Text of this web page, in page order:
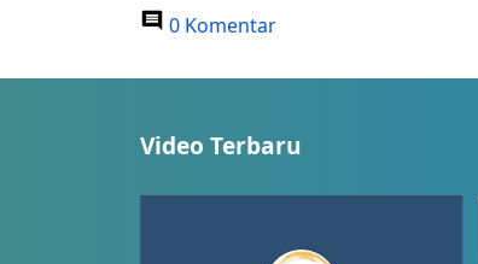
0 Komentar
Video Terbaru